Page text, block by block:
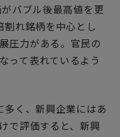
バブル後最高値を更
れ銘柄を中心とし
圧力がある。官民の
って表れているよう
多く、新興企業にはあ
で評価すると、新興